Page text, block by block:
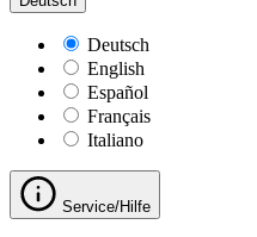
Deutsch
English
Español
Français
Italiano
Service/Hilfe